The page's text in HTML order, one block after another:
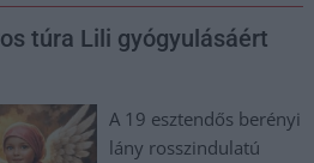
túra Lili gyógyulásáért
A 19 esztendős berényi
lány rosszindulatú